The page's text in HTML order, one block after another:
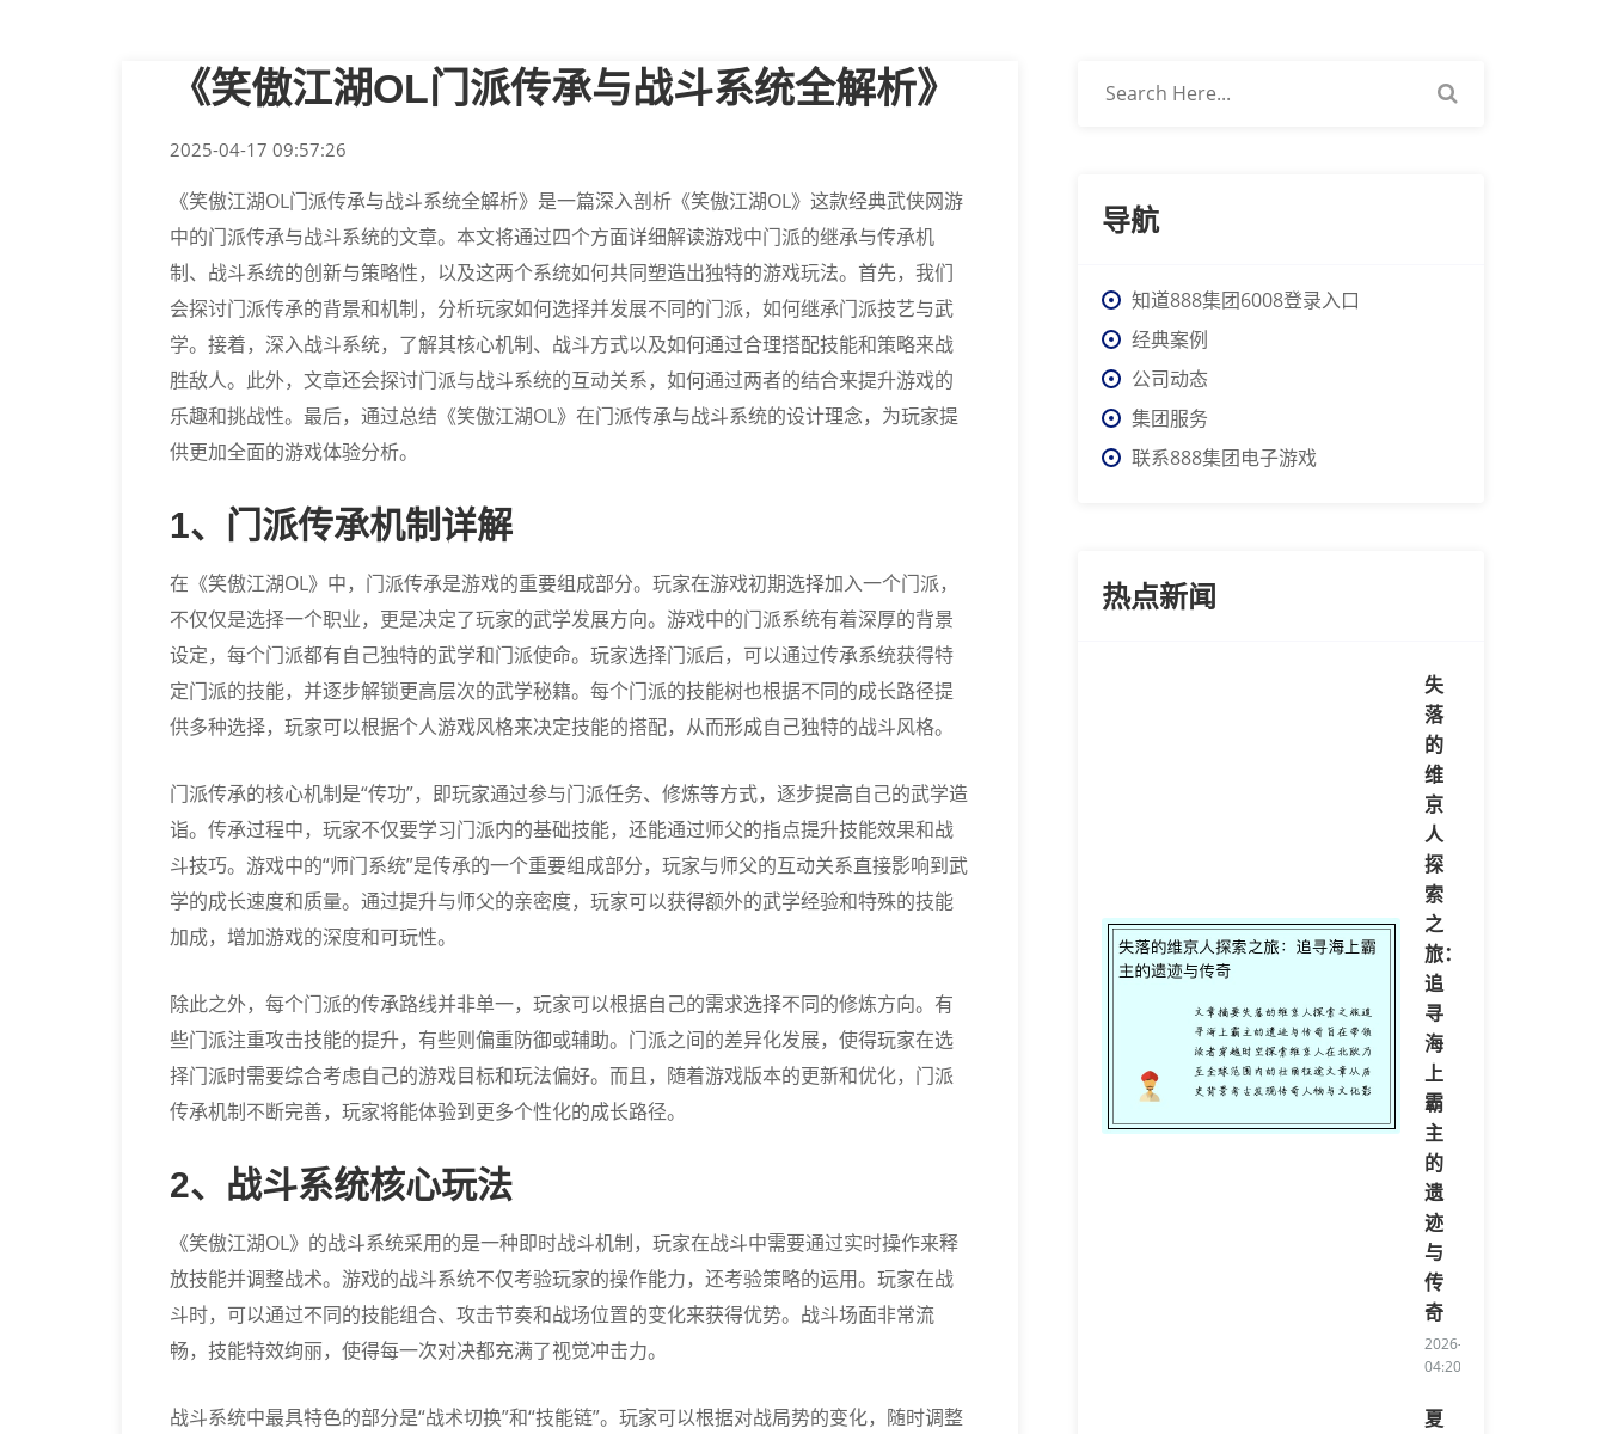
《笑傲江湖OL门派传承与战斗系统全解析》
2025-04-17 09:57:26
《笑傲江湖OL门派传承与战斗系统全解析》是一篇深入剖析《笑傲江湖OL》这款经典武侠网游
中的门派传承与战斗系统的文章。本文将通过四个方面详细解读游戏中门派的继承与传承机
制、战斗系统的创新与策略性，以及这两个系统如何共同塑造出独特的游戏玩法。首先，我们
会探讨门派传承的背景和机制，分析玩家如何选择并发展不同的门派，如何继承门派技艺与武
学。接着，深入战斗系统，了解其核心机制、战斗方式以及如何通过合理搭配技能和策略来战
胜敌人。此外，文章还会探讨门派与战斗系统的互动关系，如何通过两者的结合来提升游戏的
乐趣和挑战性。最后，通过总结《笑傲江湖OL》在门派传承与战斗系统的设计理念，为玩家提
供更加全面的游戏体验分析。
1、门派传承机制详解
在《笑傲江湖OL》中，门派传承是游戏的重要组成部分。玩家在游戏初期选择加入一个门派，
不仅仅是选择一个职业，更是决定了玩家的武学发展方向。游戏中的门派系统有着深厚的背景
设定，每个门派都有自己独特的武学和门派使命。玩家选择门派后，可以通过传承系统获得特
定门派的技能，并逐步解锁更高层次的武学秘籍。每个门派的技能树也根据不同的成长路径提
供多种选择，玩家可以根据个人游戏风格来决定技能的搭配，从而形成自己独特的战斗风格。
门派传承的核心机制是“传功”，即玩家通过参与门派任务、修炼等方式，逐步提高自己的武学造
诣。传承过程中，玩家不仅要学习门派内的基础技能，还能通过师父的指点提升技能效果和战
斗技巧。游戏中的“师门系统”是传承的一个重要组成部分，玩家与师父的互动关系直接影响到武
学的成长速度和质量。通过提升与师父的亲密度，玩家可以获得额外的武学经验和特殊的技能
加成，增加游戏的深度和可玩性。
除此之外，每个门派的传承路线并非单一，玩家可以根据自己的需求选择不同的修炼方向。有
些门派注重攻击技能的提升，有些则偏重防御或辅助。门派之间的差异化发展，使得玩家在选
择门派时需要综合考虑自己的游戏目标和玩法偏好。而且，随着游戏版本的更新和优化，门派
传承机制不断完善，玩家将能体验到更多个性化的成长路径。
2、战斗系统核心玩法
《笑傲江湖OL》的战斗系统采用的是一种即时战斗机制，玩家在战斗中需要通过实时操作来释
放技能并调整战术。游戏的战斗系统不仅考验玩家的操作能力，还考验策略的运用。玩家在战
斗时，可以通过不同的技能组合、攻击节奏和战场位置的变化来获得优势。战斗场面非常流
畅，技能特效绚丽，使得每一次对决都充满了视觉冲击力。
战斗系统中最具特色的部分是“战术切换”和“技能链”。玩家可以根据对战局势的变化，随时调整
导航
知道888集团6008登录入口
经典案例
公司动态
集团服务
联系888集团电子游戏
热点新闻
失
落
的
维
京
人
探
索
之
旅：
追
寻
海
上
霸
主
的
遗
迹
与
传
奇
2026-08-08
04:20:06/li>
夏